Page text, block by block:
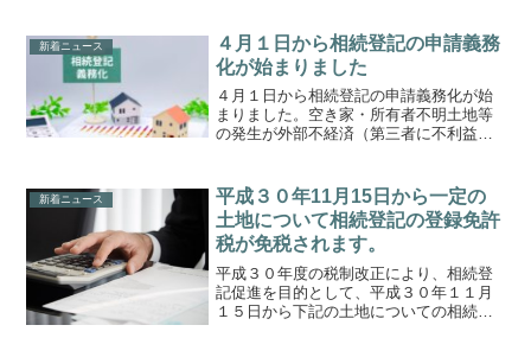
とおりです。１．次に掲げる租税特別措
置の適用期限を２...
新着ニュース
４月１日から相続登記の申請義務
化が始まりました
４月１日から相続登記の申請義務化が始
まりました。空き家・所有者不明土地等
の発生が外部不経済（第三者に不利益・
しても、最新の状態に更新されていない
と経済取引にも支障が生じ...
新着ニュース
平成３０年11月15日から一定の
土地について相続登記の登録免許
税が免税されます。
平成３０年度の税制改正により、相続登
記促進を目的として、平成３０年１１月
１５日から下記の土地についての相続登